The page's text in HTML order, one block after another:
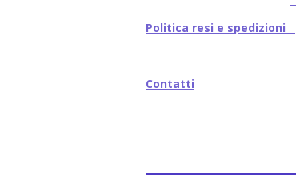
Politica resi e spedizioni
Contatti